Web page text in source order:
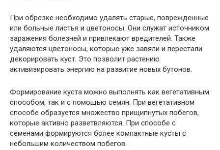
При обрезке необходимо удалять старые, поврежденные
или больные листья и цветоносы. Они служат источником
заражения болезней и привлекают вредителей. Также
удаляются цветоносы, которые уже завяли и перестали
декорировать куст. Это позволит растению
активизировать энергию на развитие новых бутонов.
Формирование куста можно выполнять как вегетативным
способом, так и с помощью семян. При вегетативном
способе образуется множество прищипнутых побегов,
которые активно разветвляются. При способе с
семенами формируются более компактные кусты с
небольшим количеством побегов.